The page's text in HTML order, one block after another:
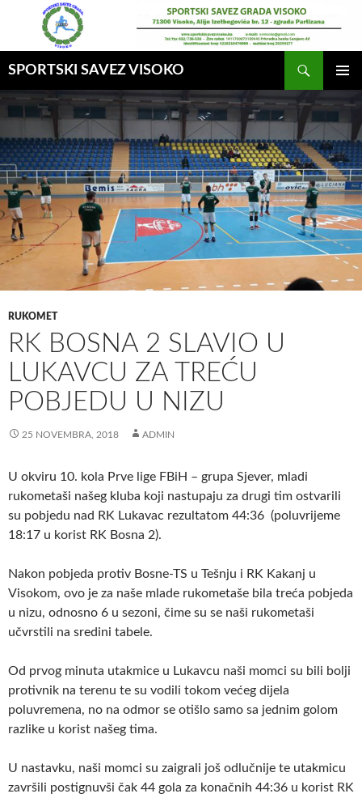
SPORTSKI SAVEZ VISOKO
MENI
RUKOMET
RK BOSNA 2 SLAVIO U
LUKAVCU ZA TREĆU
POBJEDU U NIZU
25 NOVEMBRA, 2018 ADMIN
U okviru 10. kola Prve lige FBiH – grupa Sjever, mladi
rukometaši našeg kluba koji nastupaju za drugi tim ostvarili
su pobjedu nad RK Lukavac rezultatom 44:36 (poluvrijeme
18:17 u korist RK Bosna 2).
Nakon pobjeda protiv Bosne-TS u Tešnju i RK Kakanj u
Visokom, ovo je za naše mlade rukometaše bila treća pobjeda
u nizu, odnosno 6 u sezoni, čime su se naši rukometaši
učvrstili na sredini tabele.
Od prvog minuta utakmice u Lukavcu naši momci su bili bolji
protivnik na terenu te su vodili tokom većeg dijela
poluvremena, no na odmor se otišlo samo sa jednim golom
razlike u korist našeg tima.
U nastavku, naši momci su zaigrali još odlučnije te utakmicu
završili postignuvši čak 44 gola za konačnih 44:36 u korist RK